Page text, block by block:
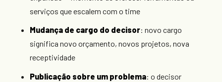
serviços que escalem com o time
Mudança de cargo do decisor: novo cargo
significa novo orçamento, novos projetos, nova
receptividade
Publicação sobre um problema: o decisor